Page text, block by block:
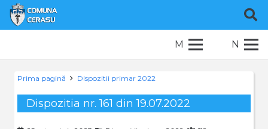
M N
Prima pagină Dispozitii primar 2022
Dispozitia nr. 161 din 19.07.2022